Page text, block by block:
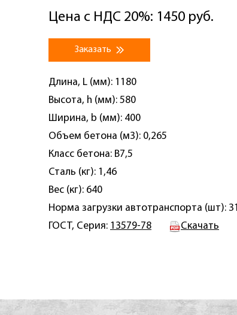
Цена с НДС 20%: 1450 руб.
Заказать
Длина, L (мм): 1180
Высота, h (мм): 580
Ширина, b (мм): 400
Объем бетона (м3): 0,265
Класс бетона: B7,5
Сталь (кг): 1,46
Вес (кг): 640
Норма загрузки автотранспорта (шт): 31
ГОСТ, Серия: 13579-78 Скачать